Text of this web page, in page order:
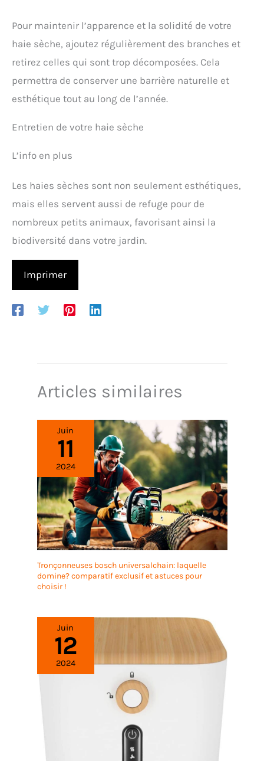
Pour maintenir l’apparence et la solidité de votre
haie sèche, ajoutez régulièrement des branches et
retirez celles qui sont trop décomposées. Cela
permettra de conserver une barrière naturelle et
esthétique tout au long de l’année.
Entretien de votre haie sèche
L’info en plus
Les haies sèches sont non seulement esthétiques,
mais elles servent aussi de refuge pour de
nombreux petits animaux, favorisant ainsi la
biodiversité dans votre jardin.
Imprimer
Articles similaires
Juin
11
2024
Tronçonneuses bosch universalchain: laquelle
domine? comparatif exclusif et astuces pour
choisir !
Juin
12
2024